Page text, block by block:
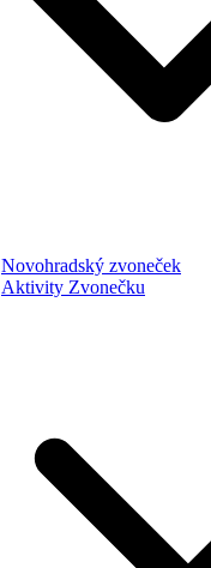
Novohradský zvoneček
Aktivity Zvonečku